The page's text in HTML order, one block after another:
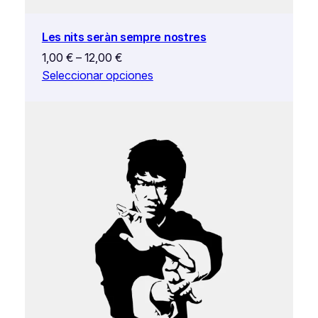
Les nits seràn sempre nostres
1,00 € – 12,00 €Rango
de
hasta
12,00 €
Seleccionar opciones